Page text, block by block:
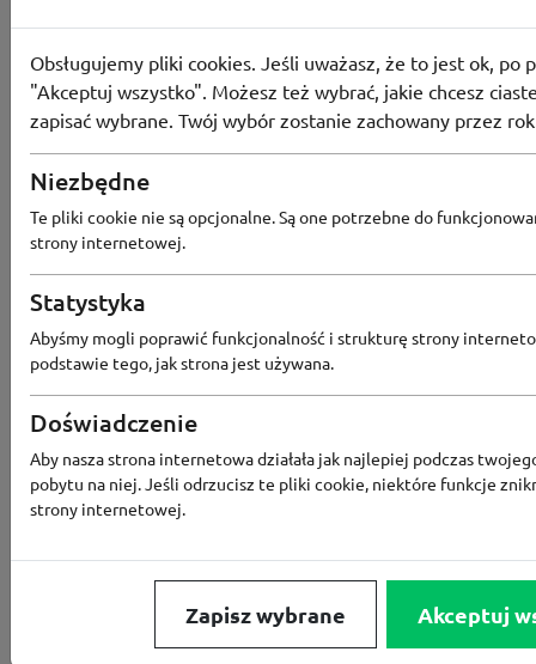
Aktualne zniżki
i kupony
Kody rabatowe
Aktualne promocje
Największy rabat
Ostatnia aktualizacja
Na skróty
Obsługujemy pliki cookies. Jeśli uważasz, że to jest ok, po
"Akceptuj wszystko". Możesz też wybrać, jakie chcesz
zapisać wybrane. Twój wybór zostanie zachowany przez
Niezbędne
Te pliki cookie nie są opcjonalne. Są one potrzebne do
strony internetowej.
Statystyka
Abyśmy mogli poprawić funkcjonalność i strukturę strony
podstawie tego, jak strona jest używana.
Doświadczenie
Aby nasza strona internetowa działała jak najlepiej podczas
pobytu na niej. Jeśli odrzucisz te pliki cookie, niektóre funkcje
strony internetowej.
Zapisz wybrane Akceptuj